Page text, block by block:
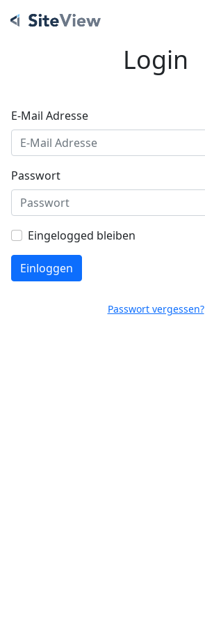
Login
E-Mail Adresse
Passwort
Eingelogged bleiben
Passwort vergessen?